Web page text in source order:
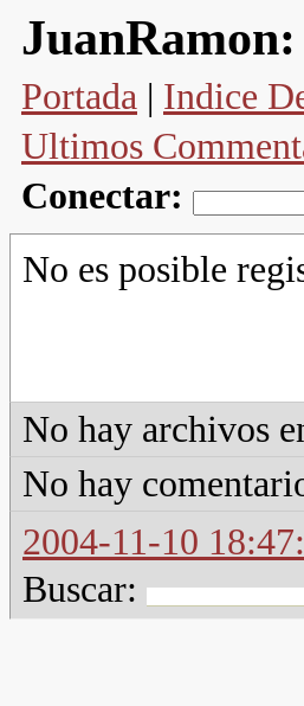
JuanRamon:
Portada | Indice
Ultimos
Conectar:
No es posible
No hay archivos
No hay
2004-11-10
Buscar: